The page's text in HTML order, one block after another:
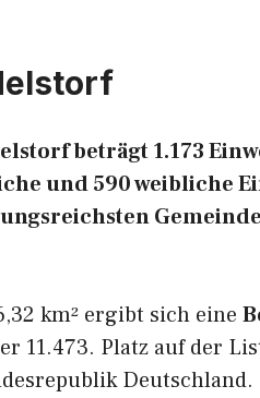
beträgt 1.173
und 590 weibliche
km² ergibt sich eine
11.473. Platz auf der